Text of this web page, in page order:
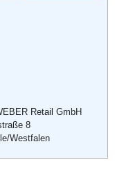
Retail GmbH
8
Westfalen
- 43 77 99